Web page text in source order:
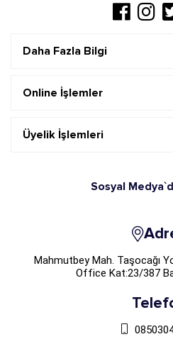
Daha Fazla Bilgi
Online İşlemler
Üyelik İşlemleri
Sosyal
Mahmutbey Mah. Taşocağı
Office Kat:23/387